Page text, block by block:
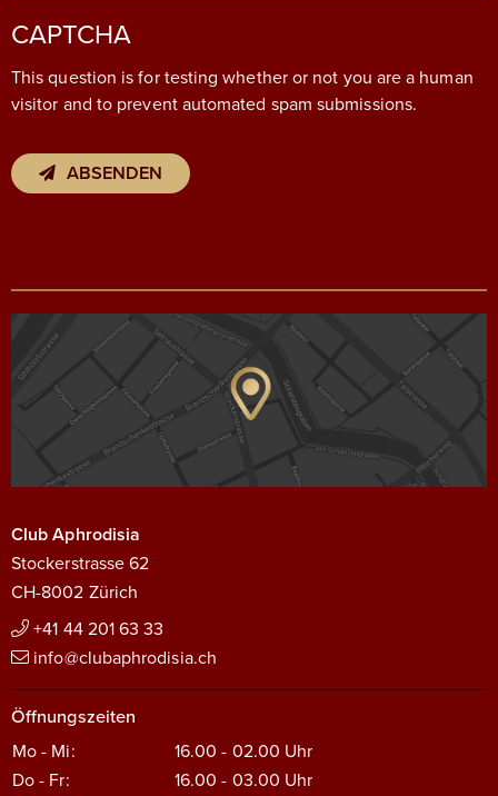
CAPTCHA
This question is for testing whether or not you are a human
visitor and to prevent automated spam submissions.
ABSENDEN
Club Aphrodisia
Stockerstrasse 62
CH-8002 Zürich
+41 44 201 63 33
info@clubaphrodisia.ch
Öffnungszeiten
Mo - Mi:
16.00 - 02.00 Uhr
Do - Fr:
16.00 - 03.00 Uhr